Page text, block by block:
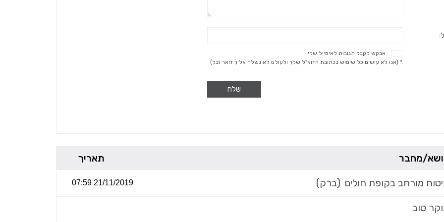
אבקש לקבל תגובות לאימייל שלי
* (אנו לא עושים כל שימוש בכתובת הדוא"ל שלך ולעולם לא נשלח אליך דואר זבל)
שלח
מחבר תאריך
מורחב בקופת חולים (ברק) 21/11/2019 07:59
טוב